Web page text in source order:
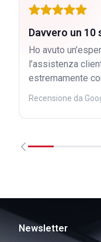
Davvero un 10
Ho avuto
l’assistenza
estremamente
Recensione da
Newsletter